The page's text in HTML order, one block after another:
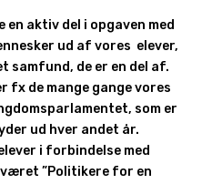
en aktiv del i opgaven med
ud af vores elever,
samfund, de er en del af.
fx de mange gange vores
som er
ud hver andet år.
i forbindelse med
været ”Politikere for en